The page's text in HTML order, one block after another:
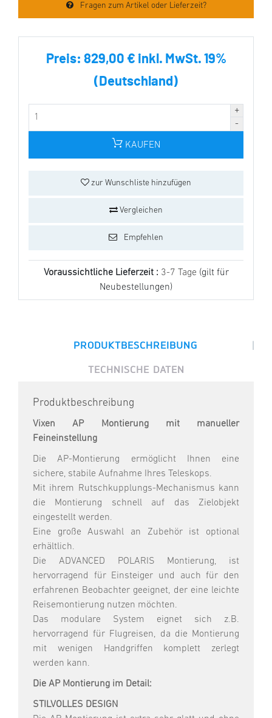
Fragen zum Artikel oder Lieferzeit?
Preis: 829,00 € inkl. MwSt. 19%
(Deutschland)
KAUFEN
zur Wunschliste hinzufügen
Vergleichen
Empfehlen
Voraussichtliche Lieferzeit : 3-7 Tage (gilt für
Neubestellungen)
PRODUKTBESCHREIBUNG |
TECHNISCHE DATEN
Produktbeschreibung
Vixen AP Montierung mit manueller
Feineinstellung
Die AP-Montierung ermöglicht Ihnen eine
sichere, stabile Aufnahme Ihres Teleskops.
Mit ihrem Rutschkupplungs-Mechanismus kann
die Montierung schnell auf das Zielobjekt
eingestellt werden.
Eine große Auswahl an Zubehör ist optional
erhältlich.
Die ADVANCED POLARIS Montierung, ist
hervorragend für Einsteiger und auch für den
erfahrenen Beobachter geeignet, der eine leichte
Reisemontierung nutzen möchten.
Das modulare System eignet sich z.B.
hervorragend für Flugreisen, da die Montierung
mit wenigen Handgriffen komplett zerlegt
werden kann.
Die AP Montierung im Detail:
STILVOLLES DESIGN